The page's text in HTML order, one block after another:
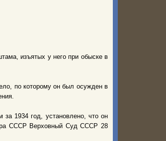
изъятых у него при обыске в
по которому он был осужден в
1934 год, установлено, что он
СССР Верховный Суд СССР 28